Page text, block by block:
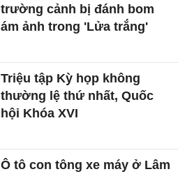
trường cảnh bị đánh bom
ám ảnh trong 'Lửa trắng'
Triệu tập Kỳ họp không
thường lệ thứ nhất, Quốc
hội Khóa XVI
Ô tô con tông xe máy ở Lâm